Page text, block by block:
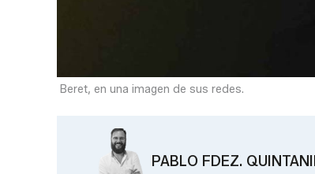
Beret, en una imagen de sus redes.
PABLO FDEZ.